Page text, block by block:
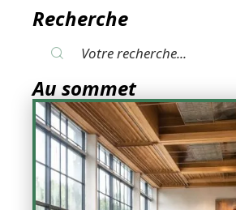
Recherche
Au sommet